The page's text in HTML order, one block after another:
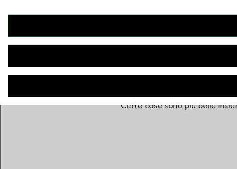
Certe cose sono più belle